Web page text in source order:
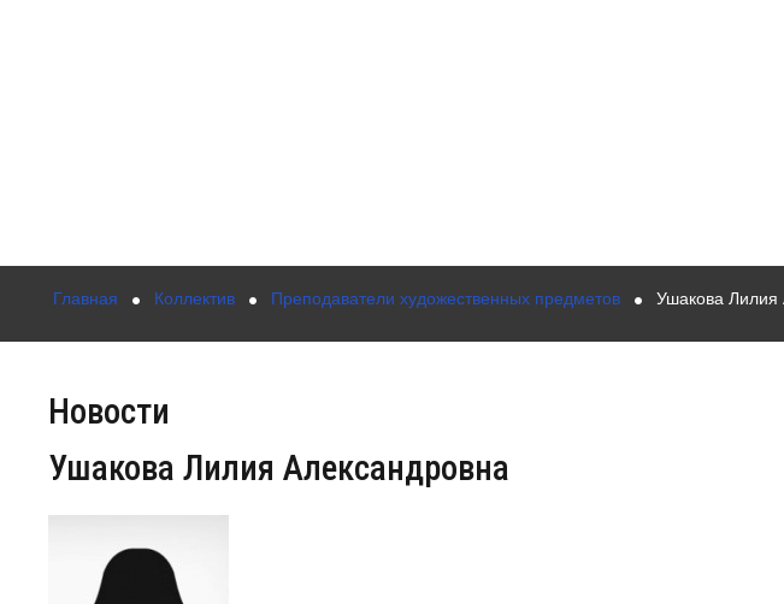
Главная Коллектив Преподаватели художественных предметов Ушакова Лилия
Новости
Ушакова Лилия Александровна